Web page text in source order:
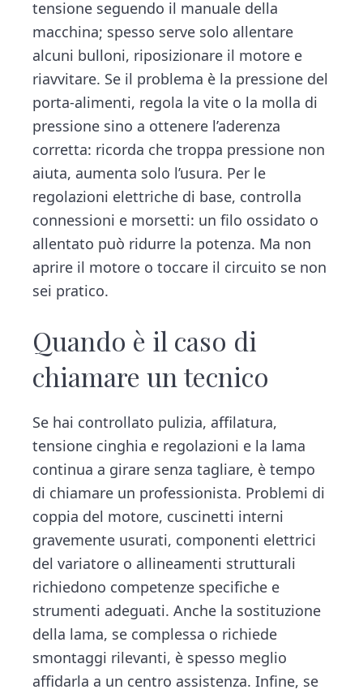
tensione seguendo il manuale della
macchina; spesso serve solo allentare
alcuni bulloni, riposizionare il motore e
riavvitare. Se il problema è la pressione del
porta-alimenti, regola la vite o la molla di
pressione sino a ottenere l’aderenza
corretta: ricorda che troppa pressione non
aiuta, aumenta solo l’usura. Per le
regolazioni elettriche di base, controlla
connessioni e morsetti: un filo ossidato o
allentato può ridurre la potenza. Ma non
aprire il motore o toccare il circuito se non
sei pratico.
Quando è il caso di
chiamare un tecnico
Se hai controllato pulizia, affilatura,
tensione cinghia e regolazioni e la lama
continua a girare senza tagliare, è tempo
di chiamare un professionista. Problemi di
coppia del motore, cuscinetti interni
gravemente usurati, componenti elettrici
del variatore o allineamenti strutturali
richiedono competenze specifiche e
strumenti adeguati. Anche la sostituzione
della lama, se complessa o richiede
smontaggi rilevanti, è spesso meglio
affidarla a un centro assistenza. Infine, se